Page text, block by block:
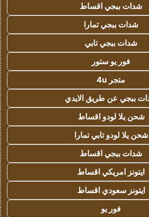
شدات ببجي اقساط
شدات ببجي تمارا
شدات ببجي تابي
فور يو ستور
متجر 4u
ببجي عن طريق الايدي
شحن يلا لودو اقساط
شحن يلا لودو تابي تمارا
شدات ببجي اقساط
ايتونز امريكي اقساط
ايتونز سعودي اقساط
فور يو